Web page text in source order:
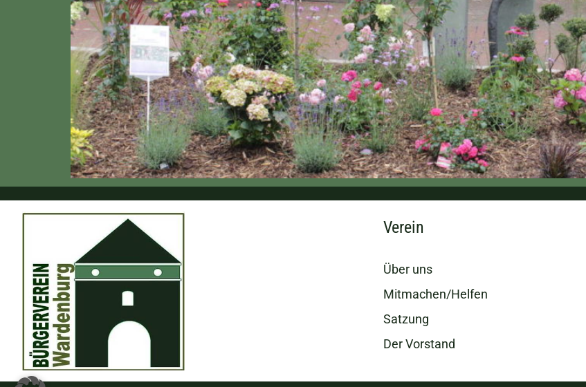
Verein
Über uns
Mitmachen/Helfen
Satzung
Der Vorstand